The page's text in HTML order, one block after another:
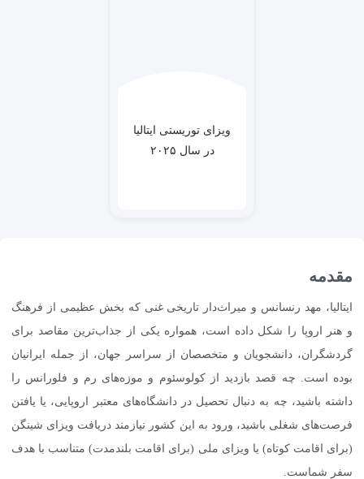
ویزای توریستی ایتالیا
در سال ۲۰۲۵
مقدمه
ایتالیا، مهد رنسانس و میراث‌دار تاریخی غنی که بخش عظیمی از فرهنگ
و هنر اروپا را شکل داده است، همواره یکی از جذاب‌ترین مقاصد برای
گردشگران، دانشجویان و متخصصان از سراسر جهان، از جمله ایرانیان
بوده است. چه قصد بازدید از کولوسئوم و موزه‌های رم و فلورانس را
داشته باشید، چه به دنبال تحصیل در دانشگاه‌های معتبر اروپایی، یا یافتن
فرصت‌های شغلی باشید، ورود به این کشور نیازمند دریافت ویزای شینگن
(برای اقامت کوتاه) یا ویزای ملی (برای اقامت بلندمدت) متناسب با هدف
سفر شماست.